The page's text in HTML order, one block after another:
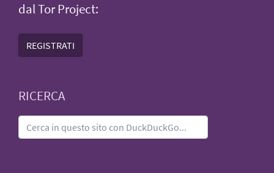
dal Tor Project:
REGISTRATI
RICERCA